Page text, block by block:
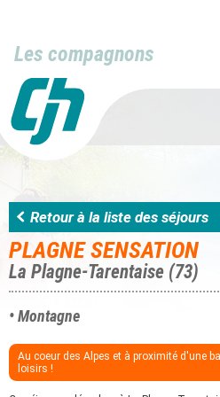
Les compagnons
Retour à la liste des séjours
PLAGNE SENSATION
La Plagne-Tarentaise (73)
• Montagne
Au coeur des Alpes et à proximité d'une
loisirs !